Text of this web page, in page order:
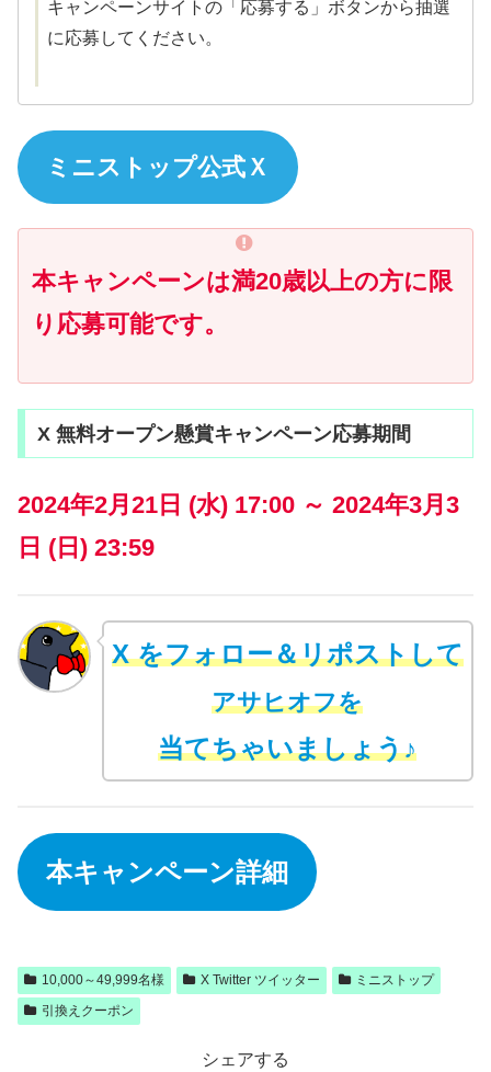
キャンペーンサイトの「応募する」ボタンから抽選
に応募してください。
ミニストップ公式Ｘ
本キャンペーンは満20歳以上の方に限
り応募可能です。
X 無料オープン懸賞キャンペーン応募期間
2024年2月21日 (水) 17:00 ～ 2024年3月3
日 (日) 23:59
X をフォロー＆リポストして
アサヒオフを
当てちゃいましょう♪
本キャンペーン詳細
10,000～49,999名様 X Twitter ツイッター
ミニストップ
引換えクーポン
シェアする